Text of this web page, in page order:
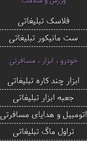
فلاسک تبلیغاتی
ست مانیکور تبلیغاتی
خودرو ، ابزار ، مسافرتی
ابزار چند کاره تبلیغاتی
جعبه ابزار تبلیغاتی
اتومبیل و هدایای مسافرتی
تراول ماگ تبلیغاتی